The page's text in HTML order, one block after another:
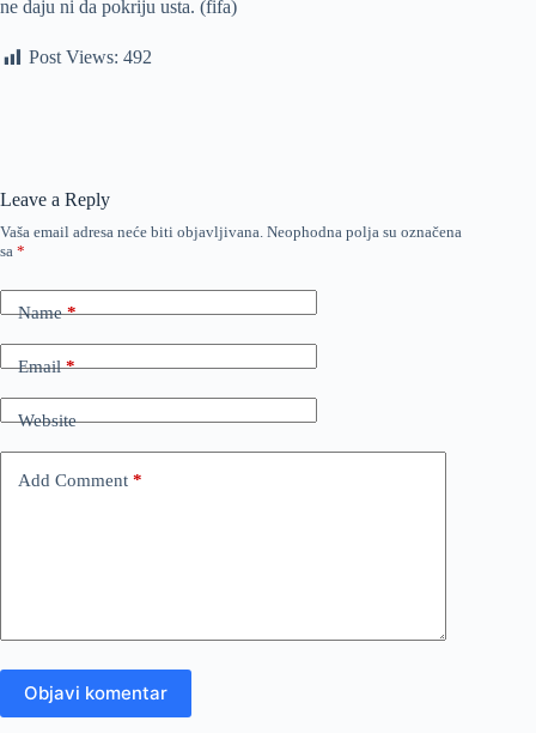
ne daju ni da pokriju usta. (fifa)
Post Views: 492
Leave a Reply
Vaša email adresa neće biti objavljivana. Neophodna polja su označena
sa *
Name*
Email*
Website
Add Comment *
Objavi komentar